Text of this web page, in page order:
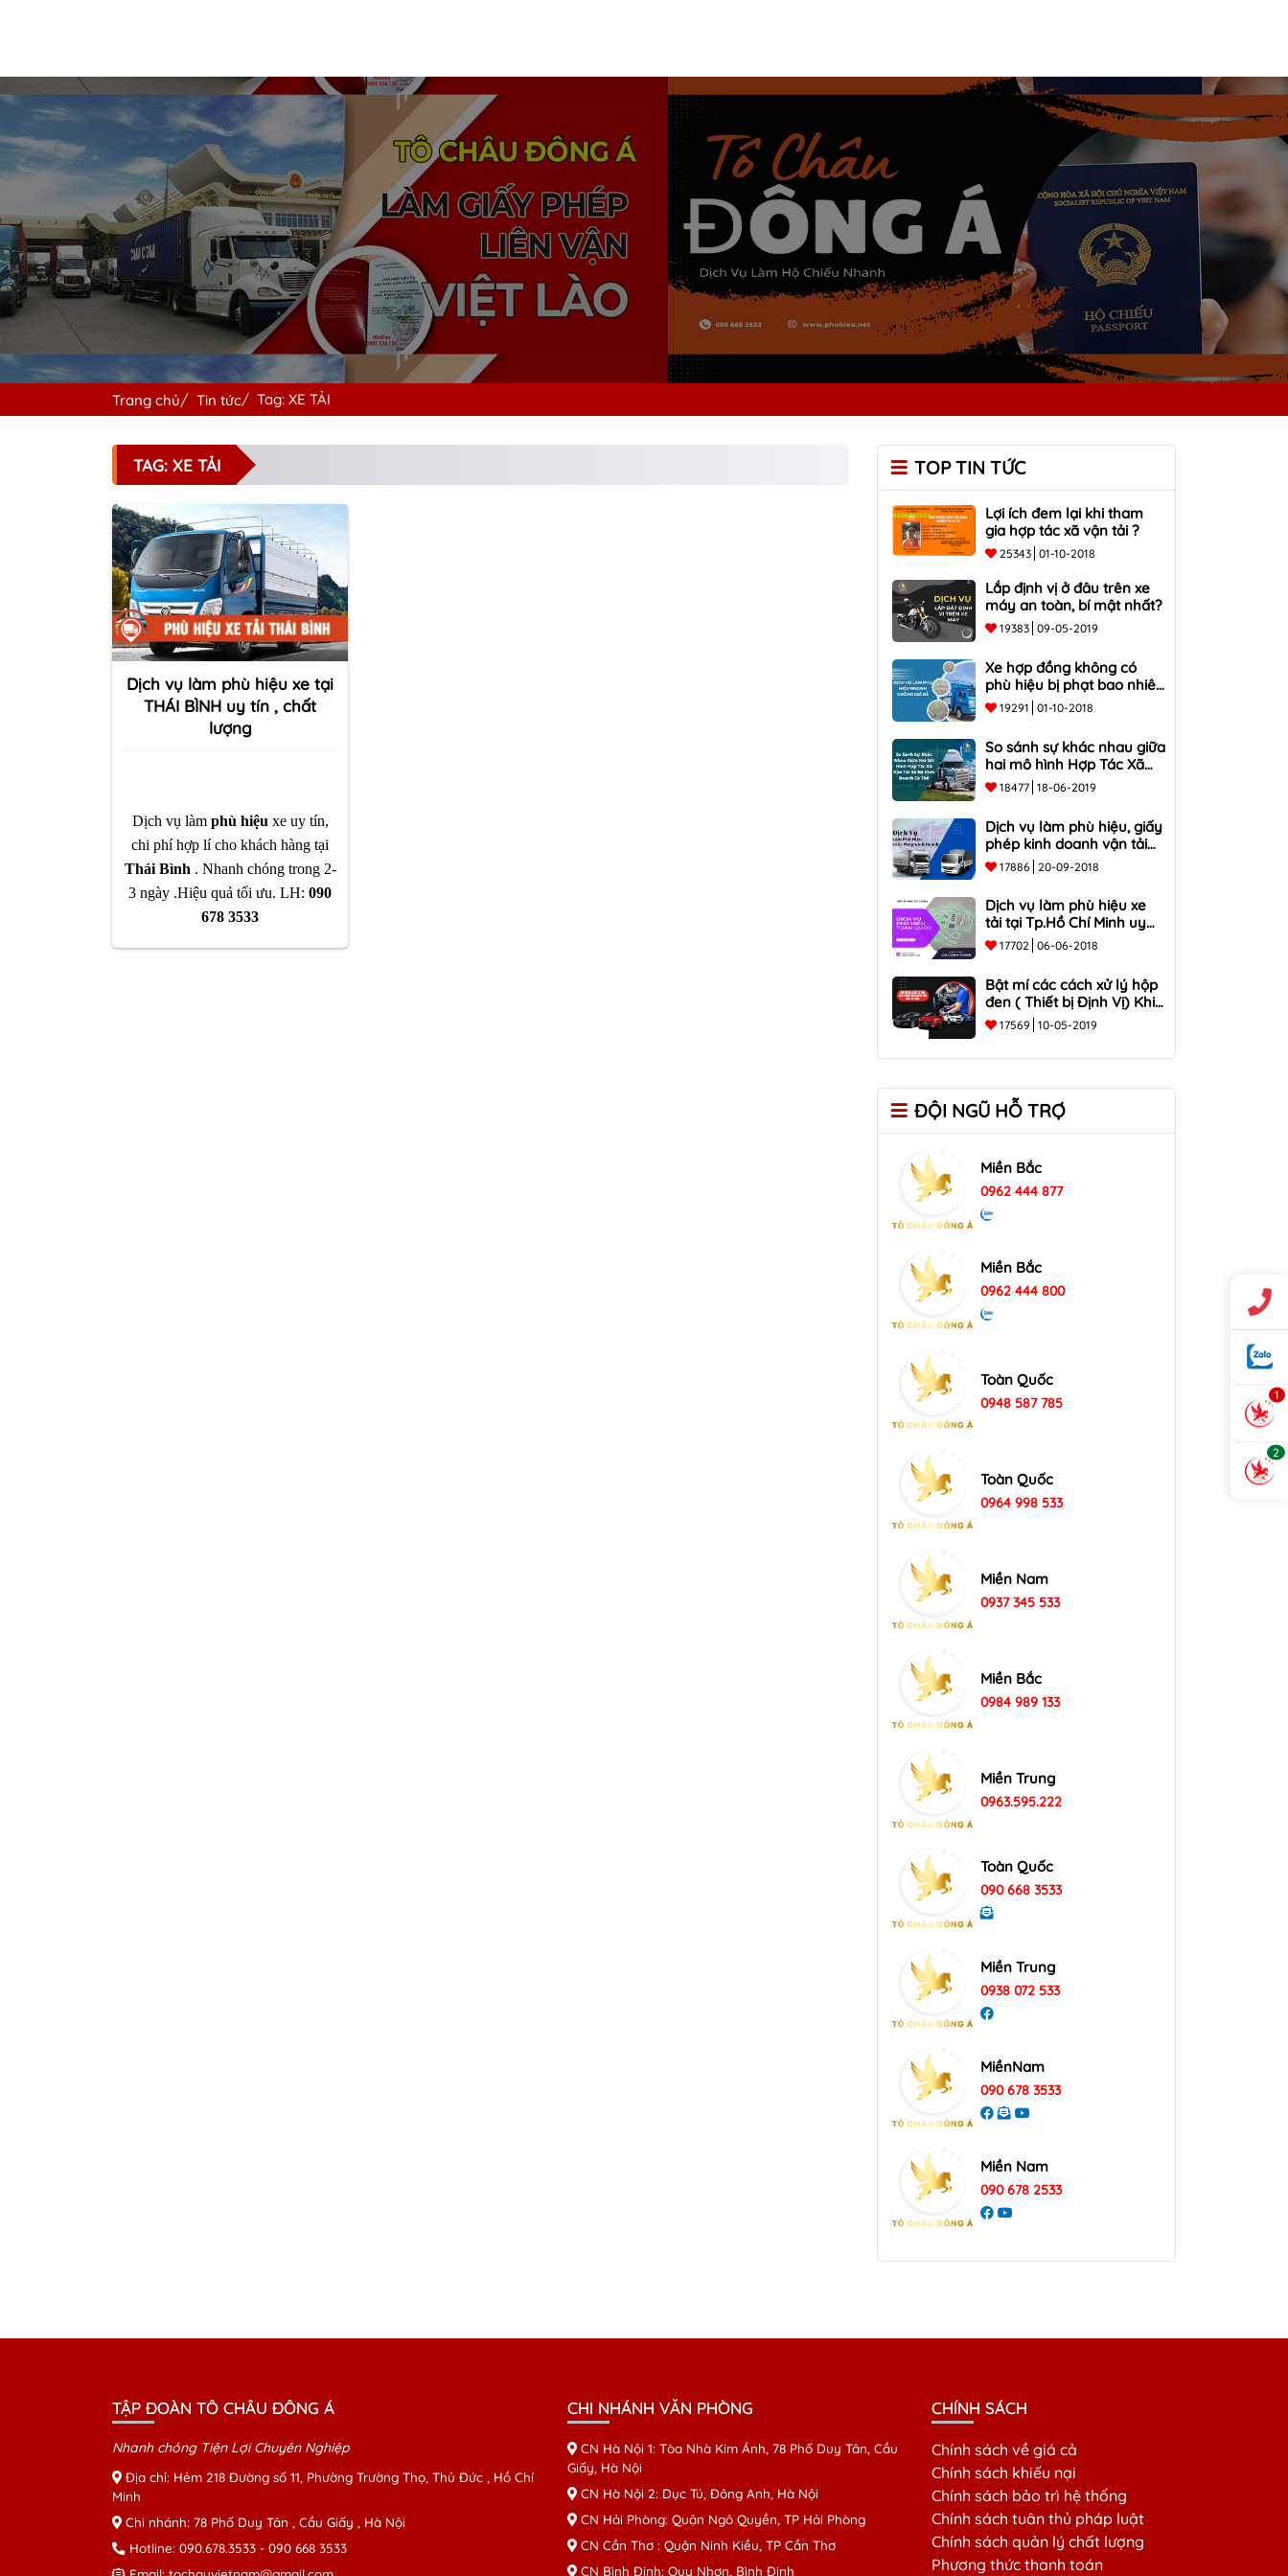
Trang chủ Tin tức Tag: XE TẢI
TAG: XE TẢI
Dịch vụ làm phù hiệu xe tại
THÁI BÌNH uy tín , chất
lượng
Dịch vụ làmphù hiệu xe uy tín,
chi phí hợp lí cho khách hàng tại
Thái Bình . Nhanh chóng trong 2-
3 ngày .Hiệu quả tối ưu. LH: 090
678 3533
TOP TIN TỨC
Lợi ích đem lại khi tham
gia hợp tác xã vận tải ?
25343 01-10-2018
Lắp định vị ở đâu trên xe
máy an toàn, bí mật nhất?
19383 09-05-2019
Xe hợp đồng không có
phù hiệu bị phạt bao nhiêu
tiền?
19291 01-10-2018
So sánh sự khác nhau giữa
hai mô hình Hợp Tác Xã
Vận Tải và Hộ Kinh Doanh
Cá Thể
18477 18-06-2019
Dịch vụ làm phù hiệu, giấy
phép kinh doanh vận tải
Tại Đồng Nai, Hồ Chí Minh
17886 20-09-2018
Dịch vụ làm phù hiệu xe
tải tại Tp.Hồ Chí Minh uy
tín17702 06-06-2018
Bật mí các cách xử lý hộp
đen ( Thiết bị Định Vị) Khi
mất tín hiệu ?
17569 10-05-2019
ĐỘI NGŨ HỖ TRỢ
Miền Bắc
0962 444 877
Miền Bắc
0962 444 800
Toàn Quốc
0948 587 785
Toàn Quốc
0964 998 533
Miền Nam
0937 345 533
Miền Bắc
0984 989 133
Miền Trung
0963.595.222
Toàn Quốc
090 668 3533
Miền Trung
0938 072 533
MiềnNam
090 678 3533
Miền Nam
090 678 2533
TẬP ĐOÀN TÔ CHÂU ĐÔNG Á
Nhanh chóng Tiện Lợi Chuyên Nghiệp
Địa chỉ: Hẻm 218 Đường số 11, Phường Trường Thọ, Thủ Đức , Hồ Chí
Minh
Chi nhánh: 78 Phố Duy Tân , Cầu Giấy , Hà Nội
Hotline: 090.678.3533 - 090 668 3533
1
2
CHI NHÁNH VĂN PHÒNG
CN Hà Nội 1: Tòa Nhà Kim Ánh, 78 Phố Duy Tân, Cầu
Giấy, Hà Nội
CN Hà Nội 2: Dục Tú, Đông Anh, Hà Nội
CN Hải Phòng: Quận Ngô Quyền, TP Hải Phòng
CN Cần Thơ : Quận Ninh Kiều, TP Cần Thơ
CN Bình Định: Quy Nhơn, Bình Định
CHÍNH SÁCH
Chính sách về giá cả
Chính sách khiếu nại
Chính sách bảo trì hệ thống
Chính sách tuân thủ pháp luật
Chính sách quản lý chất lượng
Phương thức thanh toán